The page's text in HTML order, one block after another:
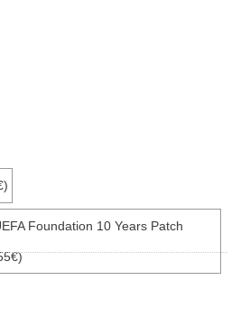
Foundation 10 Years Patch